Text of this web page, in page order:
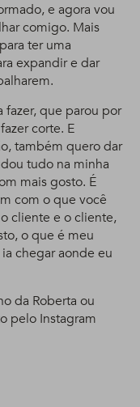
e agora vou
comigo. Mais
ter uma
expandir e dar
fazer, que parou por
corte. E
também quero dar
tudo na minha
mais gosto. É
com o que você
cliente e o cliente,
o que é meu
chegar aonde eu
da Roberta ou
pelo Instagram